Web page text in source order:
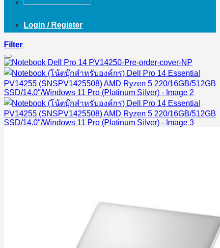
Login / Register
Filter